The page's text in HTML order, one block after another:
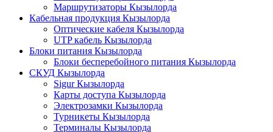
Маршрутизаторы Кызылорда
Кабельная продукция Кызылорда
Оптические кабеля Кызылорда
UTP кабель Кызылорда
Блоки питания Кызылорда
Блоки бесперебойного питания Кызылорда
СКУД Кызылорда
Sigur Кызылорда
Карты доступа Кызылорда
Электрозамки Кызылорда
Турникеты Кызылорда
Терминалы Кызылорда